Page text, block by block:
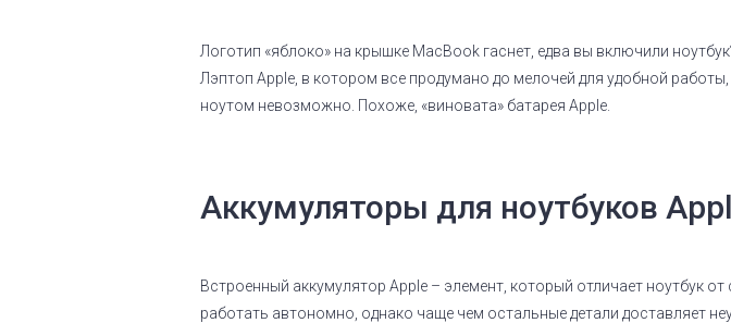
Логотип «яблоко» на крышке MacBook гаснет, едва вы включили
Лэптоп Apple, в котором все продумано до мелочей для удобной
ноутом невозможно. Похоже, «виновата» батарея Apple.
Аккумуляторы для ноутбуков
Встроенный аккумулятор Apple – элемент, который отличает ноутбук
работать автономно, однако чаще чем остальные детали доставляет